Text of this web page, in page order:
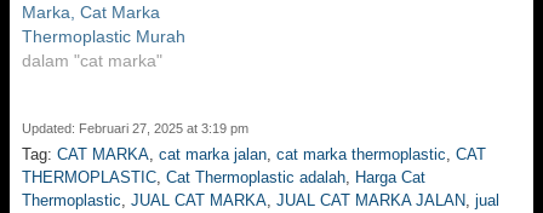
Marka, Cat Marka
Thermoplastic Murah
dalam "cat marka"
Updated: Februari 27, 2025 at 3:19 pm
Tag: CAT MARKA, cat marka jalan, cat marka thermoplastic, CAT
THERMOPLASTIC, Cat Thermoplastic adalah, Harga Cat
Thermoplastic, JUAL CAT MARKA, JUAL CAT MARKA JALAN, jual